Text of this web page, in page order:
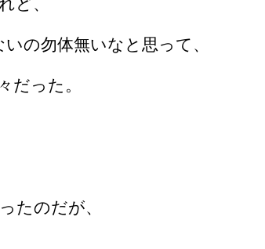
の勿体無いなと思って、
だった。
たのだが、